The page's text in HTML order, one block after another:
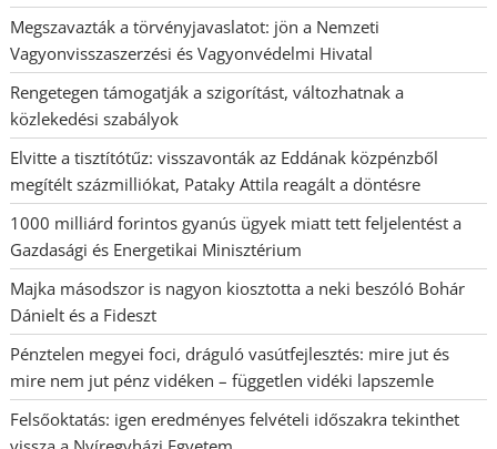
Megszavazták a törvényjavaslatot: jön a Nemzeti
Vagyonvisszaszerzési és Vagyonvédelmi Hivatal
Rengetegen támogatják a szigorítást, változhatnak a
közlekedési szabályok
Elvitte a tisztítótűz: visszavonták az Eddának közpénzből
megítélt százmilliókat, Pataky Attila reagált a döntésre
1000 milliárd forintos gyanús ügyek miatt tett feljelentést a
Gazdasági és Energetikai Minisztérium
Majka másodszor is nagyon kiosztotta a neki beszóló Bohár
Dánielt és a Fideszt
Pénztelen megyei foci, dráguló vasútfejlesztés: mire jut és
mire nem jut pénz vidéken – független vidéki lapszemle
Felsőoktatás: igen eredményes felvételi időszakra tekinthet